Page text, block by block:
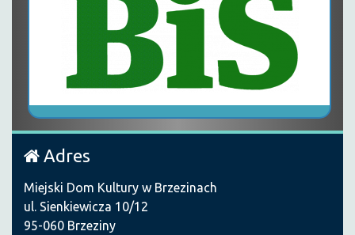
Adres
Miejski Dom Kultury w Brzezinach
ul. Sienkiewicza 10/12
95-060 Brzeziny